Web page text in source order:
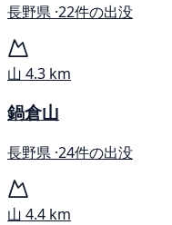
長野県 ·22件の出没
山 4.3 km
鍋倉山
長野県 ·24件の出没
山 4.4 km